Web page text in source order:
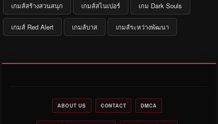
เกมส์สร้างสวนสนุก เกมส์สไนเปอร์ เกม Dark Souls
เกมส์ Red Alert เกมส์บาส เกมส์ระหว่างพัฒนา
ABOUT US CONTACT DMCA